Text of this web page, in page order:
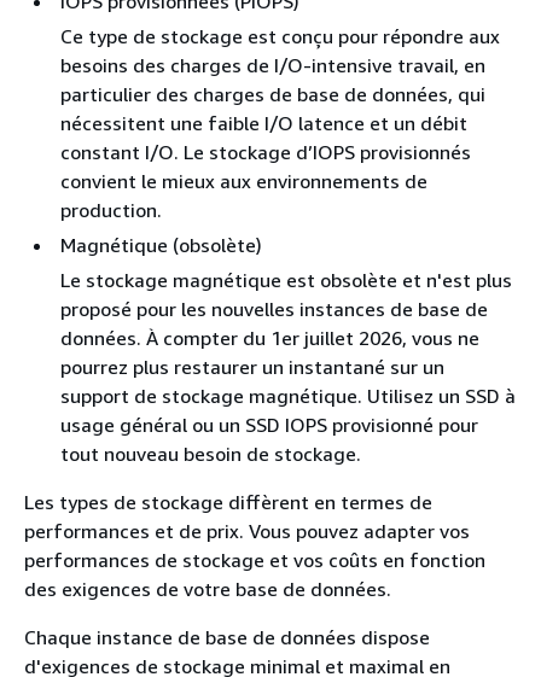
Ce type de stockage est conçu pour répondre aux
besoins des charges de I/O-intensive travail, en
particulier des charges de base de données, qui
nécessitent une faible I/O latence et un débit
constant I/O. Le stockage d’IOPS provisionnés
convient le mieux aux environnements de
production.
Magnétique (obsolète)
Le stockage magnétique est obsolète et n'est plus
proposé pour les nouvelles instances de base de
données. À compter du 1er juillet 2026, vous ne
pourrez plus restaurer un instantané sur un
support de stockage magnétique. Utilisez un SSD à
usage général ou un SSD IOPS provisionné pour
tout nouveau besoin de stockage.
Les types de stockage diffèrent en termes de
performances et de prix. Vous pouvez adapter vos
performances de stockage et vos coûts en fonction
des exigences de votre base de données.
Chaque instance de base de données dispose
d'exigences de stockage minimal et maximal en